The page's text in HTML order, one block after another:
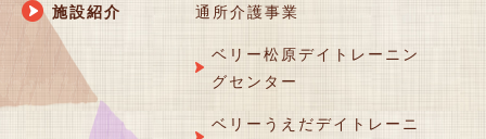
施設紹介 通所介護事業
ベリー松原デイトレーニン
グセンター
ベリーうえだデイトレーニ